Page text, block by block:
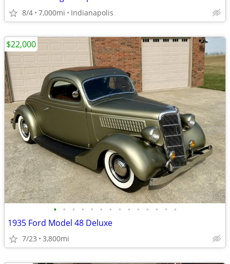
8/4 7,000mi Indianapolis
• • • • • • • • • • • • • •
1935 Ford Model 48 Deluxe
7/23 3,800mi
$22,000